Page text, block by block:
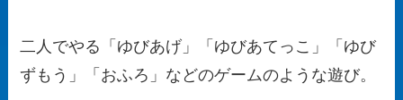
二人でやる「ゆびあげ」「ゆびあてっこ」「ゆび
ずもう」「おふろ」などのゲームのような遊び。